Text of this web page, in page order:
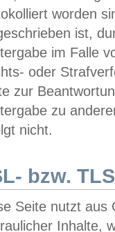
worden
ist,
im Falle
oder
zur
zu
nicht.
bzw.
Seite nutzt aus
Inhalte,